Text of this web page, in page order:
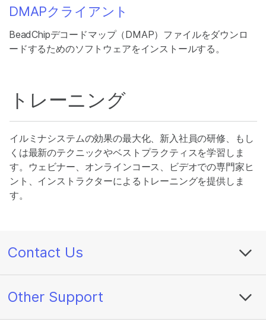
DMAPクライアント
BeadChipデコードマップ（DMAP）ファイルをダウンロ
ードするためのソフトウェアをインストールする。
トレーニング
イルミナシステムの効果の最大化、新入社員の研修、もし
くは最新のテクニックやベストプラクティスを学習しま
す。ウェビナー、オンラインコース、ビデオでの専門家ヒ
ント、インストラクターによるトレーニングを提供しま
す。
Contact Us
Other Support